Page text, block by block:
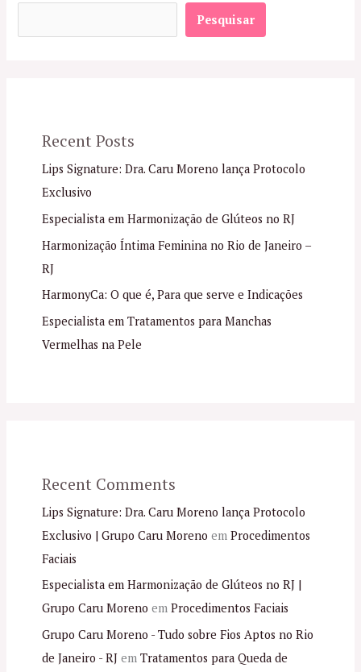
Pesquisar
Recent Posts
Lips Signature: Dra. Caru Moreno lança Protocolo
Exclusivo
Especialista em Harmonização de Glúteos no RJ
Harmonização Íntima Feminina no Rio de Janeiro –
RJ
HarmonyCa: O que é, Para que serve e Indicações
Especialista em Tratamentos para Manchas
Vermelhas na Pele
Recent Comments
Lips Signature: Dra. Caru Moreno lança Protocolo
Exclusivo | Grupo Caru Moreno em Procedimentos
Faciais
Especialista em Harmonização de Glúteos no RJ |
Grupo Caru Moreno em Procedimentos Faciais
Grupo Caru Moreno - Tudo sobre Fios Aptos no Rio
de Janeiro - RJem Tratamentos para Queda de